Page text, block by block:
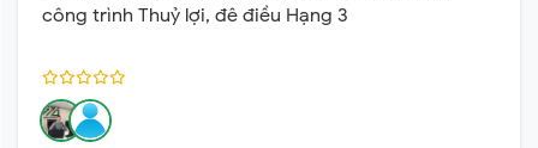
công trình Thuỷ lợi, đê điều Hạng 3